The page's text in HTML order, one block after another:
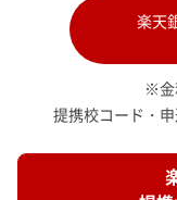
楽天
※金
提携校コード・